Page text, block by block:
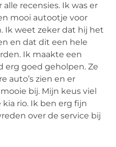
recensies. Ik was er
mooi autootje voor
Ik weet zeker dat hij het
en dat dit een hele
Ik maakte een
erg goed geholpen. Ze
auto’s zien en er
bij. Mijn keus viel
rio. Ik ben erg fijn
over de service bij